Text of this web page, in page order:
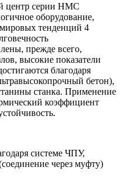
центр серии HMC
оборудование,
тенденций 4
прежде всего,
высокие показатели
благодаря
бетон),
станка. Применение
коэффициент
системе ЧПУ,
через муфту)